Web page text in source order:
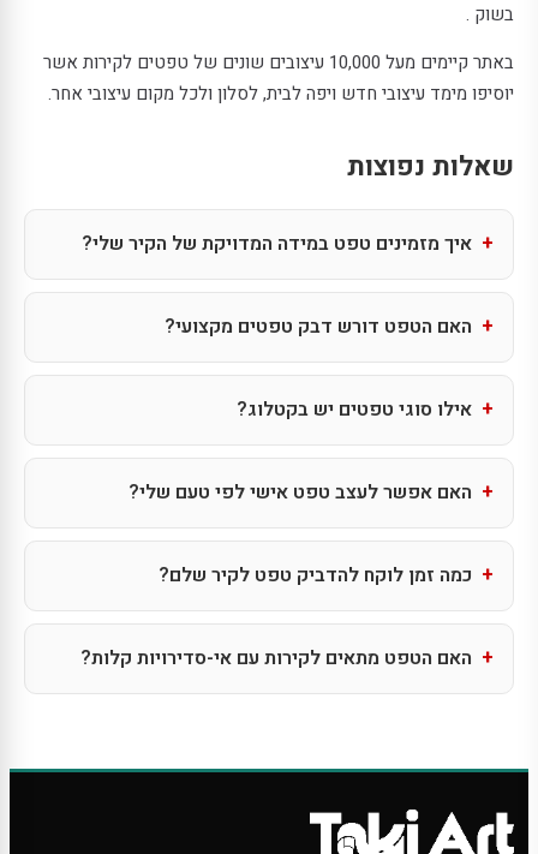
בשוק .
באתר קיימים מעל 10,000 עיצובים שונים של טפטים לקירות אשר
יוסיפו מימד עיצובי חדש ויפה לבית, לסלון ולכל מקום עיצובי אחר.
שאלות נפוצות
איך מזמינים טפט במידה המדויקת של הקיר שלי?
האם הטפט דורש דבק טפטים מקצועי?
אילו סוגי טפטים יש בקטלוג?
האם אפשר לעצב טפט אישי לפי טעם שלי?
כמה זמן לוקח להדביק טפט לקיר שלם?
האם הטפט מתאים לקירות עם אי-סדירויות קלות?